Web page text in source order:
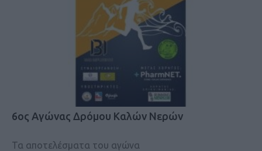
6ος Αγώνας Δρόμου Καλών Νερών
Τα αποτελέσματα του αγώνα